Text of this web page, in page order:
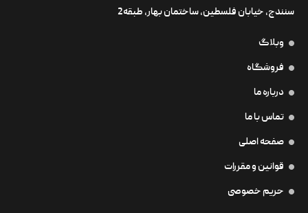
سنندج، خیابان فلسطین،‌ ساختمان بهار، طبقه2
وبلاگ
فروشگاه
درباره ما
تماس با ما
صفحه اصلی
قوانین و مقررات
حریم خصوصی